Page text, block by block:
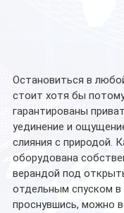
Остановиться в
стоит хотя бы
гарантированы
уединение и
слияния с природой.
оборудована
верандой под
отдельным спуском в
проснувшись, можно